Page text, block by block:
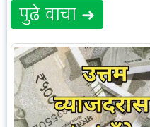
पुढे वाचा ➜